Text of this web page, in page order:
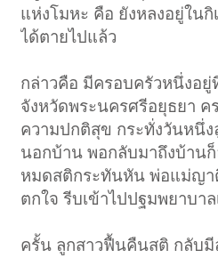
แห่งโมหะ คือ ยังหลงอยู่ในกิ
ได้ตายไปแล้ว
กล่าวคือ มีครอบครัวหนึ่งอยู่
จังหวัดพระนครศรีอยุธยา
ความปกติสุข กระทั่งวันหนึ่
นอกบ้าน พอกลับมาถึงบ้าน
หมดสติกระทันหัน พ่อแม่ญ
ตกใจ รีบเข้าไปปฐมพยาบา
ครั้น ลูกสาวฟื้นคืนสติ กลับ